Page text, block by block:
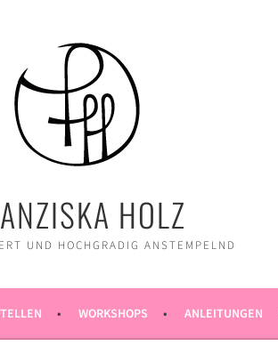
HOLZ
UND HOCHGRADIG ANSTEMPELND
WORKSHOPS ANLEITUNGEN